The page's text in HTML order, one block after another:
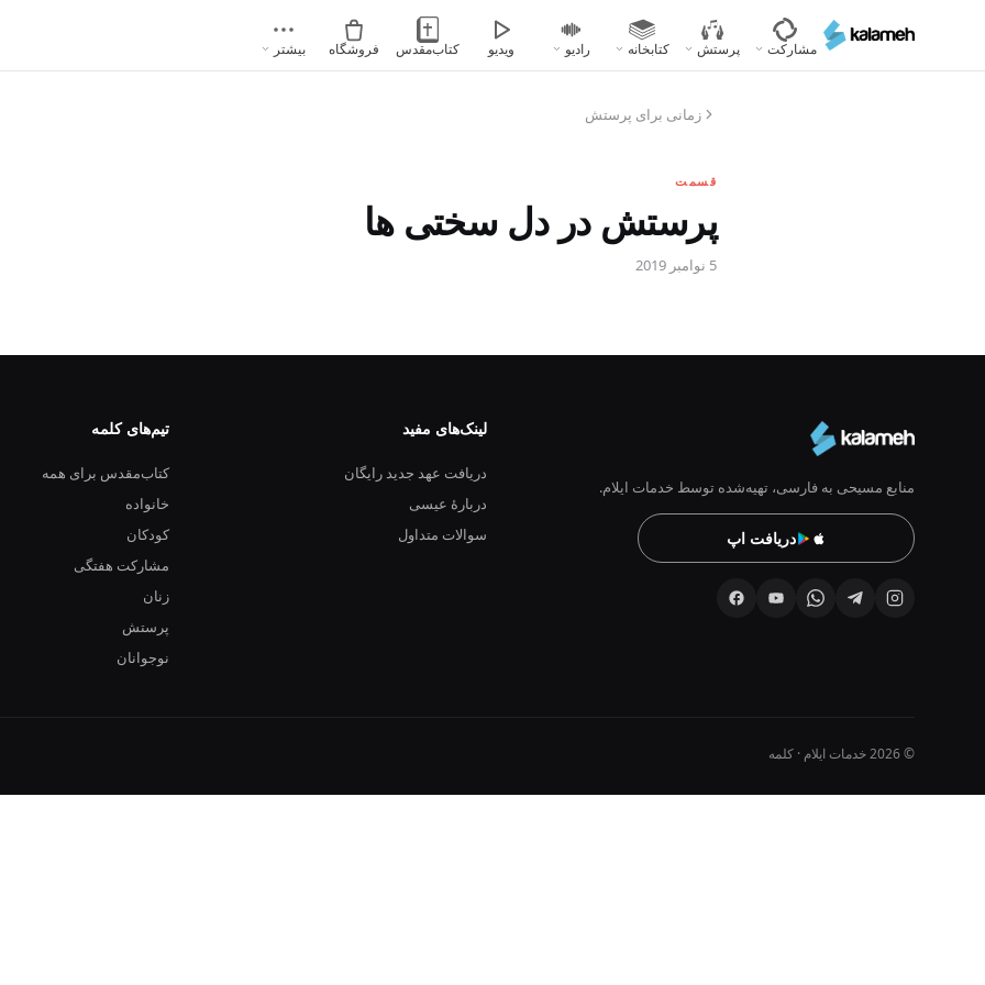
محتوای
مشارکت پرستش کتابخانه رادیو ویدیو کتاب‌مقدس فروشگاه بیشتر
زمانی برای پرستش
قسمت
پرستش در دل سختی ها
5 نوامبر 2019
منابع مسیحی به فارسی، تهیه‌شده توسط خدمات ایلام.
دریافت اپ
لینک‌های مفید
دریافت عهد جدید رایگان
دربارهٔ عیسی
سوالات متداول
تیم‌های کلمه
کتاب‌مقدس برای همه
خانواده
کودکان
مشارکت هفتگی
زنان
پرستش
نوجوانان
© 2026 خدمات ایلام · کلمه